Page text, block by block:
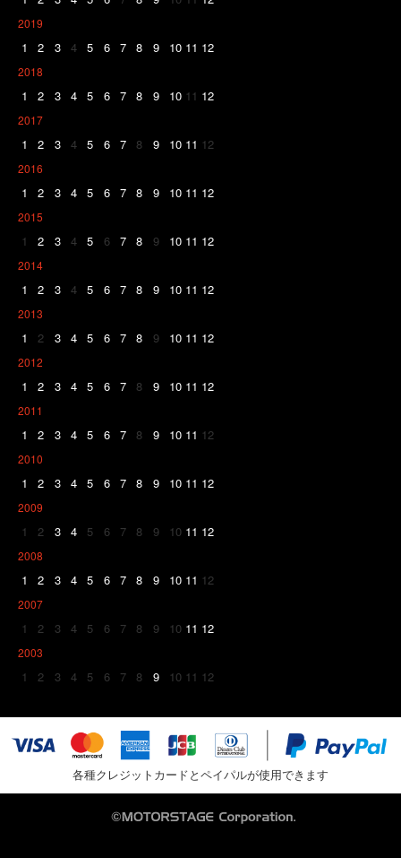
2019
1 2 3 4 5 6 7 8 9 10 11 12
2018
1 2 3 4 5 6 7 8 9 10 11 12
2017
1 2 3 4 5 6 7 8 9 10 11 12
2016
1 2 3 4 5 6 7 8 9 10 11 12
2015
1 2 3 4 5 6 7 8 9 10 11 12
2014
1 2 3 4 5 6 7 8 9 10 11 12
2013
1 2 3 4 5 6 7 8 9 10 11 12
2012
1 2 3 4 5 6 7 8 9 10 11 12
2011
1 2 3 4 5 6 7 8 9 10 11 12
2010
1 2 3 4 5 6 7 8 9 10 11 12
2009
1 2 3 4 5 6 7 8 9 10 11 12
2008
1 2 3 4 5 6 7 8 9 10 11 12
2007
1 2 3 4 5 6 7 8 9 10 11 12
2003
1 2 3 4 5 6 7 8 9 10 11 12
各種クレジットカードとペイパルが使用できます